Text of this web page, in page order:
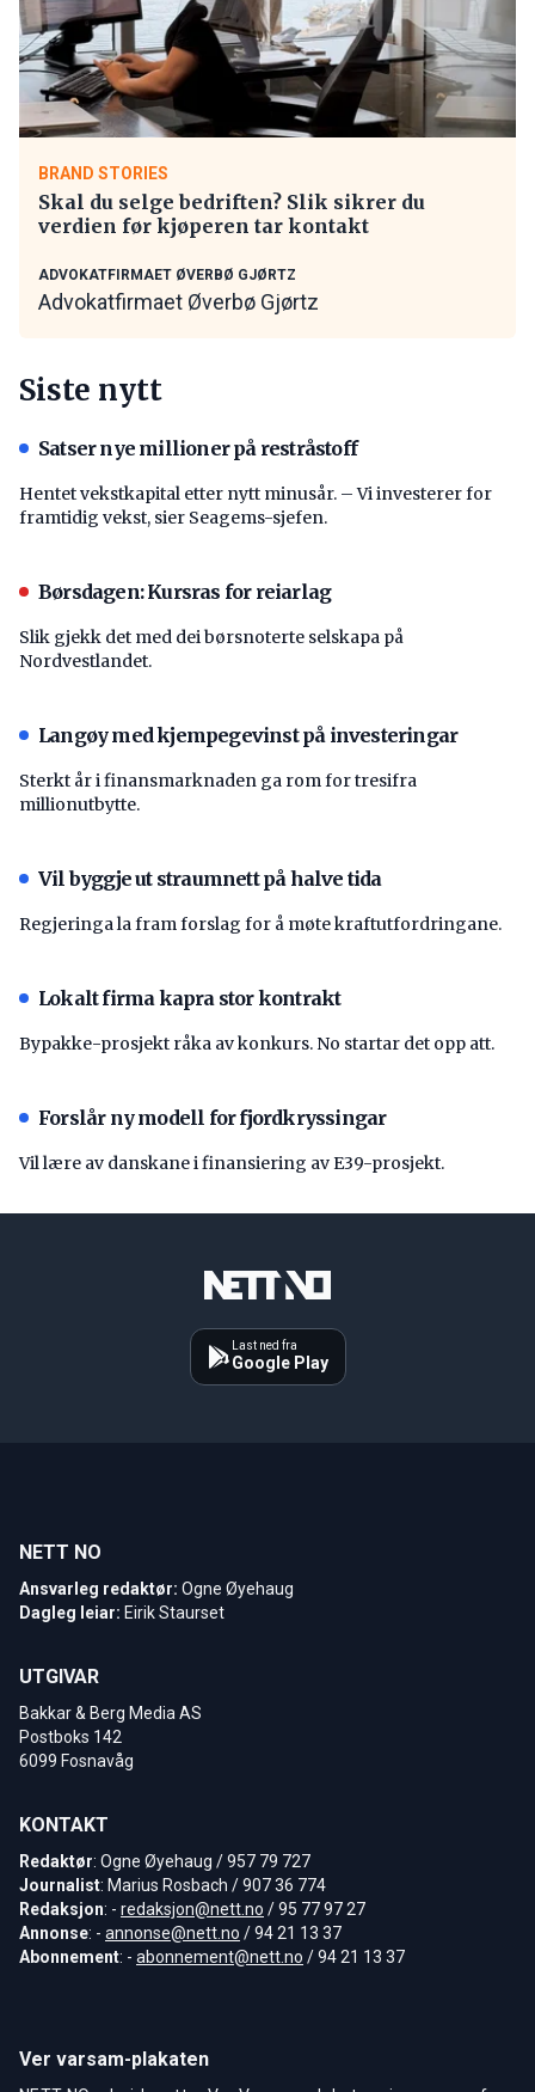
BRAND STORIES
Skal du selge bedriften? Slik sikrer du
verdien før kjøperen tar kontakt
ADVOKATFIRMAET ØVERBØ GJØRTZ
Advokatfirmaet Øverbø Gjørtz
Siste nytt
Satser nye millioner på restråstoff
Hentet vekstkapital etter nytt minusår. – Vi investerer for
framtidig vekst, sier Seagems-sjefen.
Børsdagen: Kursras for reiarlag
Slik gjekk det med dei børsnoterte selskapa på
Nordvestlandet.
Langøy med kjempegevinst på investeringar
Sterkt år i finansmarknaden ga rom for tresifra
millionutbytte.
Vil byggje ut straumnett på halve tida
Regjeringa la fram forslag for å møte kraftutfordringane.
Lokalt firma kapra stor kontrakt
Bypakke-prosjekt råka av konkurs. No startar det opp att.
Forslår ny modell for fjordkryssingar
Vil lære av danskane i finansiering av E39-prosjekt.
Last ned fra
Google Play
NETT NO
Ansvarleg redaktør: Ogne Øyehaug
Dagleg leiar: Eirik Staurset
UTGIVAR
Bakkar & Berg Media AS
Postboks 142
6099 Fosnavåg
KONTAKT
Redaktør: Ogne Øyehaug / 957 79 727
Journalist: Marius Rosbach / 907 36 774
Redaksjon: - redaksjon@nett.no / 95 77 97 27
Annonse: - annonse@nett.no / 94 21 13 37
Abonnement: - abonnement@nett.no / 94 21 13 37
Ver varsam-plakaten